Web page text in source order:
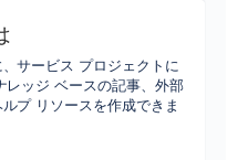
サービス プロジェクトに
レッジ ベースの記事、外部
プ リソースを作成できま